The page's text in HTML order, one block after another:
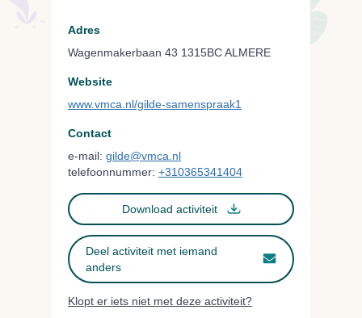
Adres
Wagenmakerbaan 43 1315BC ALMERE
Website
www.vmca.nl/gilde-samenspraak1
Contact
e-mail: gilde@vmca.nl
telefoonnummer: +310365341404
Download activiteit
Deel activiteit met iemand
anders
Klopt er iets niet met deze activiteit?